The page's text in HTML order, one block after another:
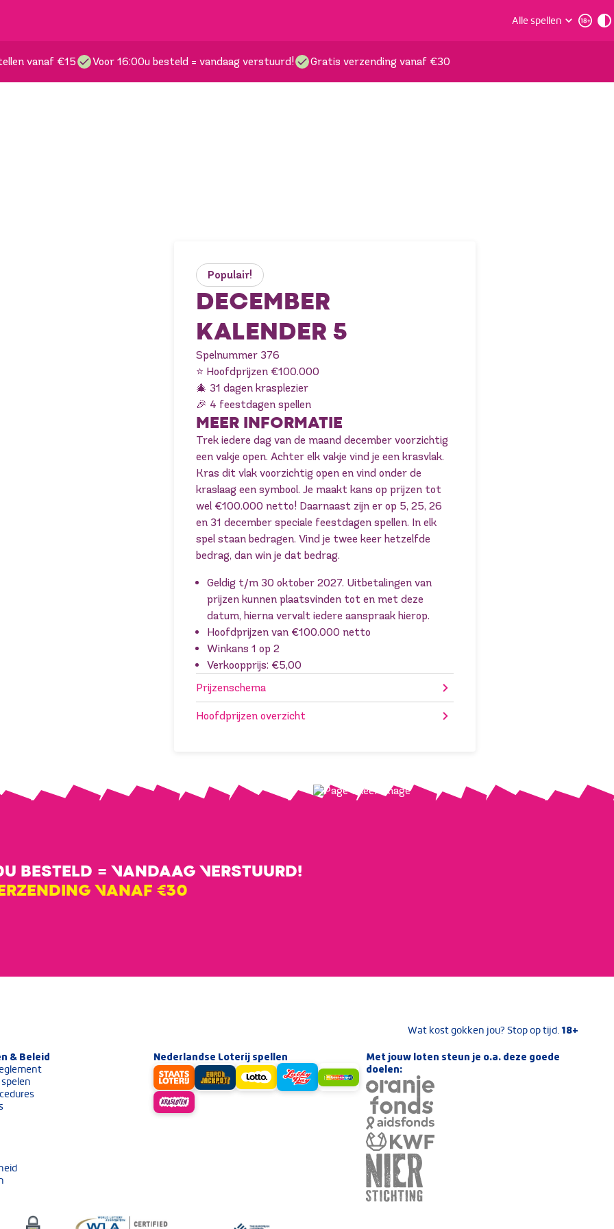
Alle spellen
vanaf €15 Voor 16:00u besteld = vandaag verstuurd! Gratis verzending vanaf €30
Populair!
DECEMBER
KALENDER 5
Spelnummer 376
⭐️ Hoofdprijzen €100.000
🎄 31 dagen krasplezier
🎉 4 feestdagen spellen
MEER INFORMATIE
Trek iedere dag van de maand december voorzichtig
een vakje open. Achter elk vakje vind je een krasvlak.
Kras dit vlak voorzichtig open en vind onder de
kraslaag een symbool. Je maakt kans op prijzen tot
wel €100.000 netto! Daarnaast zijn er op 5, 25, 26
en 31 december speciale feestdagen spellen. In elk
spel staan bedragen. Vind je twee keer hetzelfde
bedrag, dan win je dat bedrag.
Geldig t/m 30 oktober 2027. Uitbetalingen van
prijzen kunnen plaatsvinden tot en met deze
datum, hierna vervalt iedere aanspraak hierop.
Hoofdprijzen van €100.000 netto
Winkans 1 op 2
Verkoopprijs: €5,00
Prijzenschema
Hoofdprijzen overzicht
BESTELD = VANDAAG VERSTUURD!
VANAF €30
Wat kost gokken jou? Stop op tijd.18+
& Beleid Nederlandse Loterij spellen
Met jouw loten steun je o.a. deze goede
doelen: